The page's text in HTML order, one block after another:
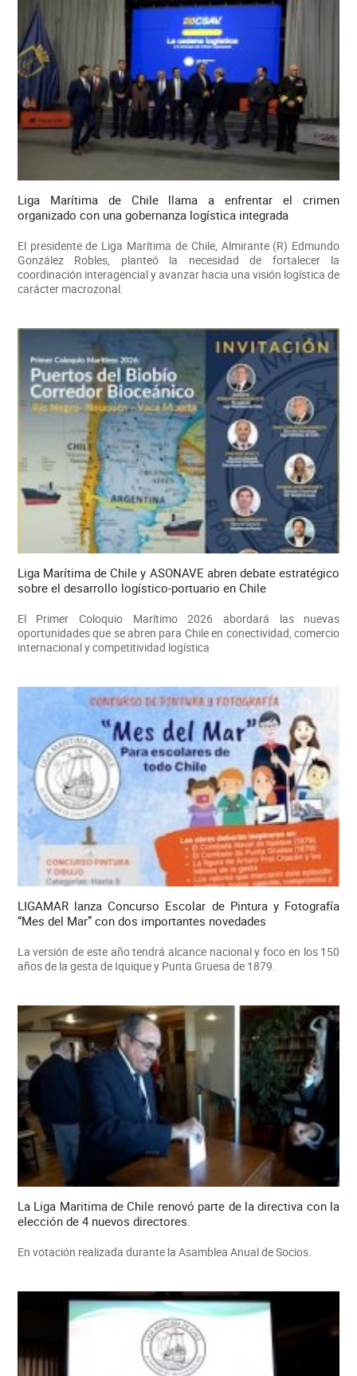
Liga Marítima de Chile llama a enfrentar el crimen
organizado con una gobernanza logística integrada
El presidente de Liga Marítima de Chile, Almirante (R) Edmundo
González Robles, planteó la necesidad de fortalecer la
coordinación interagencial y avanzar hacia una visión logística de
carácter macrozonal.
Liga Marítima de Chile y ASONAVE abren debate estratégico
sobre el desarrollo logístico-portuario en Chile
El Primer Coloquio Marítimo 2026 abordará las nuevas
oportunidades que se abren para Chile en conectividad, comercio
internacional y competitividad logística
LIGAMAR lanza Concurso Escolar de Pintura y Fotografía
“Mes del Mar” con dos importantes novedades
La versión de este año tendrá alcance nacional y foco en los 150
años de la gesta de Iquique y Punta Gruesa de 1879.
La Liga Maritima de Chile renovó parte de la directiva con la
elección de 4 nuevos directores.
En votación realizada durante la Asamblea Anual de Socios.